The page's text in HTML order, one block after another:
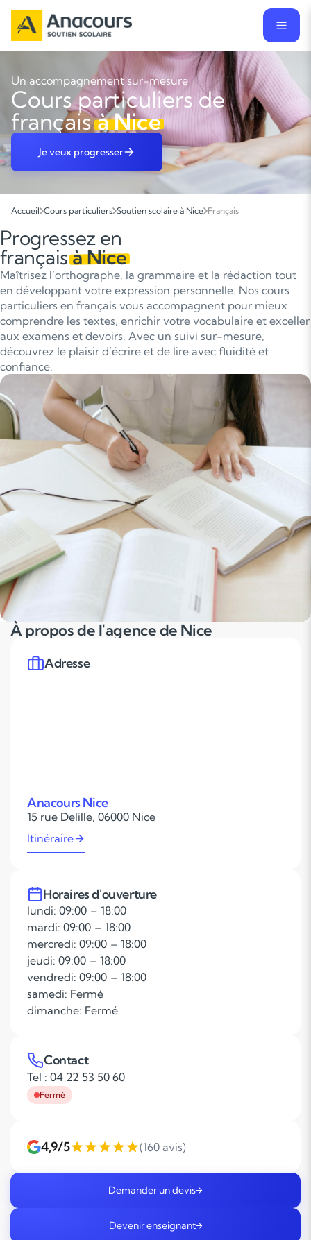
Un accompagnement sur-mesure
Cours particuliers de
françaisà Nice
Je veux progresser
Accueil Cours particuliers Soutien scolaire à Nice Français
Progressez en
françaisà Nice
Maîtrisez l’orthographe, la grammaire et la rédaction tout
en développant votre expression personnelle. Nos cours
particuliers en français vous accompagnent pour mieux
comprendre les textes, enrichir votre vocabulaire et exceller
aux examens et devoirs. Avec un suivi sur-mesure,
découvrez le plaisir d’écrire et de lire avec fluidité et
confiance.
À propos de l'agence de Nice
Adresse
Anacours Nice
15 rue Delille, 06000 Nice
Itinéraire
Horaires d'ouverture
lundi: 09:00 – 18:00
mardi: 09:00 – 18:00
mercredi: 09:00 – 18:00
jeudi: 09:00 – 18:00
vendredi: 09:00 – 18:00
samedi: Fermé
dimanche: Fermé
Contact
Tel : 04 22 53 50 60
Fermé
4,9/5 (160 avis)
Demander un devis
Devenir enseignant